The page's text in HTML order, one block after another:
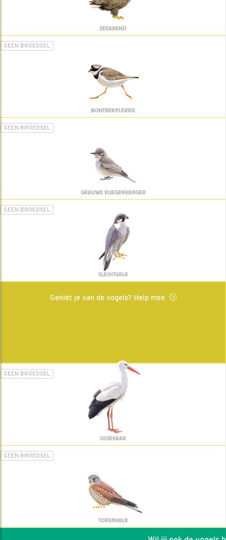
ZEEAREND
GEEN BROEDSEL
BONTBEKPLEVIER
GEEN BROEDSEL
GRAUWE VLIEGENVANGER
GEEN BROEDSEL
SLECHTVALK
Geniet je van de vogels? Help mee
GEEN BROEDSEL
OOIEVAAR
GEEN BROEDSEL
TORENVALK